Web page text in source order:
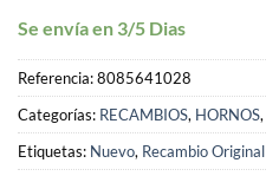
Se envía en 3/5 Dias
Referencia:8085641028
Categorías: RECAMBIOS, HORNOS,
Etiquetas: Nuevo, Recambio Original